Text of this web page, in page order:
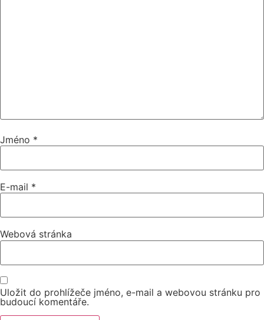
Jméno *
E-mail *
Webová stránka
Uložit do prohlížeče jméno, e-mail a webovou stránku pro
budoucí komentáře.